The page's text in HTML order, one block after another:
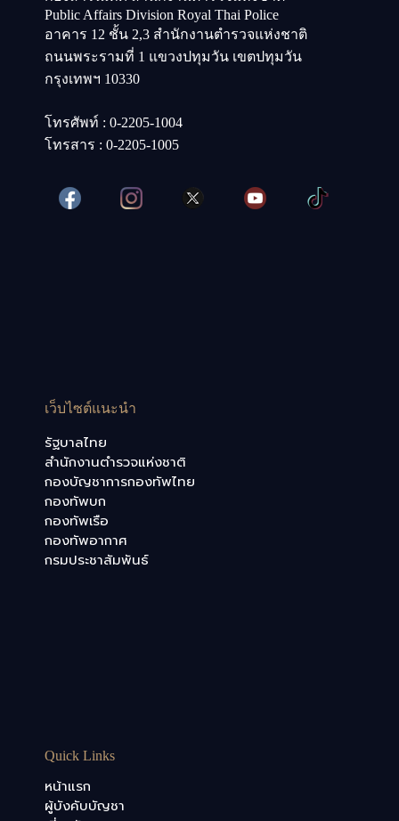
Public Affairs Division Royal Thai Police
อาคาร 12 ชั้น 2,3 สำนักงานตำรวจแห่งชาติ
ถนนพระรามที่ 1 แขวงปทุมวัน เขตปทุมวัน
กรุงเทพฯ 10330
โทรศัพท์ : 0-2205-1004
โทรสาร : 0-2205-1005
เว็บไซต์แนะนำ
รัฐบาลไทย
สำนักงานตำรวจแห่งชาติ
กองบัญชาการกองทัพไทย
กองทัพบก
กองทัพเรือ
กองทัพอากาศ
กรมประชาสัมพันธ์
Quick Links
หน้าแรก
ผู้บังคับบัญชา